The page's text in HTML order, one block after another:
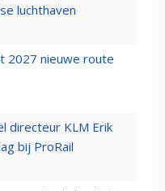
luchthaven
2027 nieuwe route
directeur KLM Erik
bij ProRail